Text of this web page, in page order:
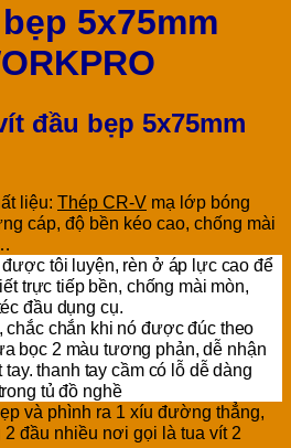
5x75mm
đầu bẹp 5x75mm
liệu: Thép CR-V mạ lớp bóng
cáp, độ bền kéo cao, chống mài
tôi luyện, rèn ở áp lực cao để
trực tiếp bền, chống mài mòn,
đầu dụng cụ.
chắc chắn khi nó được đúc theo
bọc 2 màu tương phản, dễ nhận
tay. thanh tay cầm có lỗ dễ dàng
tủ đồ nghề
và phình ra 1 xíu đường thẳng,
đầu nhiều nơi gọi là tua vít 2